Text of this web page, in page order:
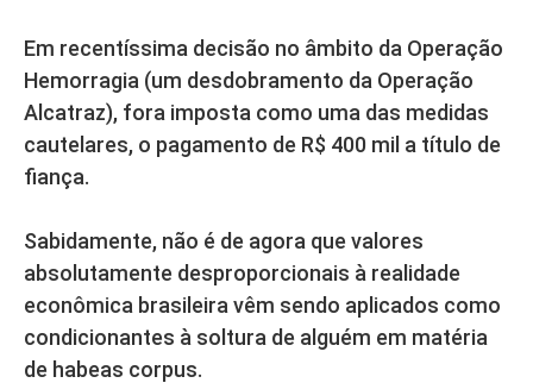
Em recentíssima decisão no âmbito da Operação
Hemorragia (um desdobramento da Operação
Alcatraz), fora imposta como uma das medidas
cautelares, o pagamento de R$ 400 mil a título de
fiança.
Sabidamente, não é de agora que valores
absolutamente desproporcionais à realidade
econômica brasileira vêm sendo aplicados como
condicionantes à soltura de alguém em matéria
de habeas corpus.